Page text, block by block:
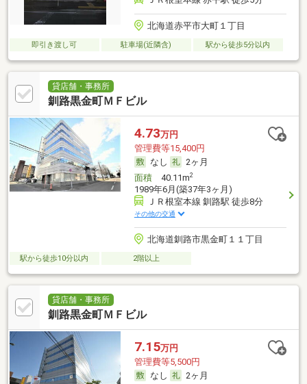
北海道赤平市大町１丁目
即引き渡し可 駐車場(近隣含) 駅から徒歩5分以内
貸店舗・事務所
釧路黒金町ＭＦビル
4.73万円
管理費等15,400円
なし
2ヶ月
面積40.11m2
1989年6月(築37年3ヶ月)
ＪＲ根室本線 釧路駅 徒歩8分
その他の交通
北海道釧路市黒金町１１丁目
駅から徒歩10分以内 2階以上
貸店舗・事務所
釧路黒金町ＭＦビル
7.15万円
管理費等5,500円
なし
2ヶ月